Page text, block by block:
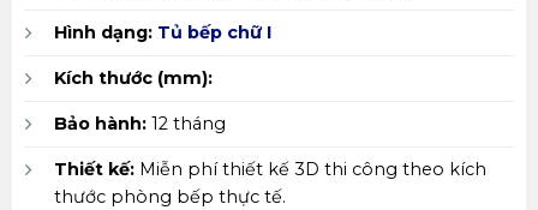
Hình dạng: Tủ bếp chữ I
Kích thước (mm):
Bảo hành:12 tháng
Thiết kế:Miễn phí thiết kế 3D thi công theo kích
thước phòng bếp thực tế.